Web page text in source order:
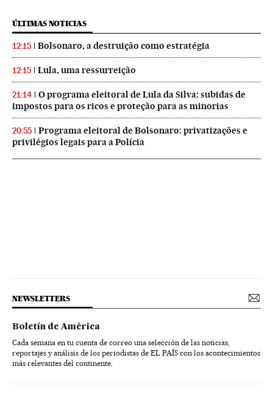
ÚLTIMAS NOTICIAS
12:15 Bolsonaro, a destruição como estratégia
12:15 Lula, uma ressurreição
21:14
O programa eleitoral de Lula da Silva: subidas de
impostos para os ricos e proteção para as minorias
20:55
Programa eleitoral de Bolsonaro: privatizações e
privilégios legais para a Polícia
NEWSLETTERS
Boletín de América
Cada semana en tu cuenta de correo una selección de las noticias,
reportajes y análisis de los periodistas de EL PAÍS con los acontecimientos
más relevantes del continente.